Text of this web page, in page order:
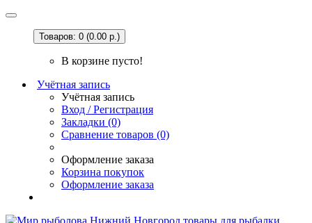
Товаров: 0 (0.00 р.)
В корзине пусто!
Учётная запись
Учётная запись
Вход / Регистрация
Закладки (0)
Сравнение товаров (0)
Оформление заказа
Корзина покупок
Оформление заказа